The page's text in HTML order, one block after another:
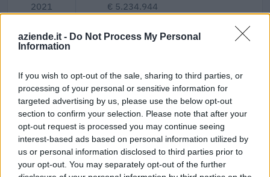
aziende.it - Do Not Process My Personal
Information
If you wish to opt-out of the sale, sharing to third parties, or
processing of your personal or sensitive information for
targeted advertising by us, please use the below opt-out
section to confirm your selection. Please note that after your
opt-out request is processed you may continue seeing
interest-based ads based on personal information utilized by
us or personal information disclosed to third parties prior to
your opt-out. You may separately opt-out of the further
2021 € 5.234.944
Indicatori calcolati dai dati dell'ultimo bilancio disponibile.
Confronto di settore
Il fatturato di Aosta Servizi Societa' Cooperativa